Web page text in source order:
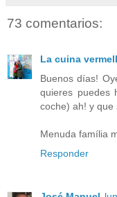
73 comentarios:
La cuina
Buenos días!
quieres puedes
coche) ah! y que
Menuda família
Responder